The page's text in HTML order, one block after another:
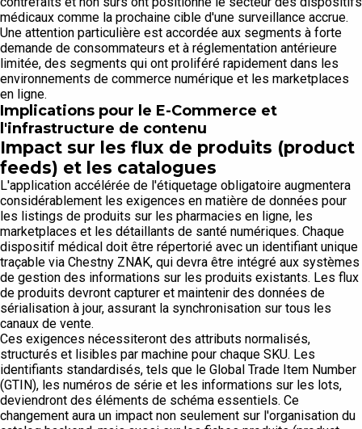
médicaux comme la prochaine cible d'une surveillance accrue.
Une attention particulière est accordée aux segments à forte
demande de consommateurs et à réglementation antérieure
limitée, des segments qui ont proliféré rapidement dans les
environnements de commerce numérique et les marketplaces
en ligne.
Implications pour le E-Commerce et
l'infrastructure de contenu
Impact sur les flux de produits (product
feeds) et les catalogues
L'application accélérée de l'étiquetage obligatoire augmentera
considérablement les exigences en matière de données pour
les listings de produits sur les pharmacies en ligne, les
marketplaces et les détaillants de santé numériques. Chaque
dispositif médical doit être répertorié avec un identifiant unique
traçable via Chestny ZNAK, qui devra être intégré aux systèmes
de gestion des informations sur les produits existants. Les flux
de produits devront capturer et maintenir des données de
sérialisation à jour, assurant la synchronisation sur tous les
canaux de vente.
Ces exigences nécessiteront des attributs normalisés,
structurés et lisibles par machine pour chaque SKU. Les
identifiants standardisés, tels que le Global Trade Item Number
(GTIN), les numéros de série et les informations sur les lots,
deviendront des éléments de schéma essentiels. Ce
changement aura un impact non seulement sur l'organisation du